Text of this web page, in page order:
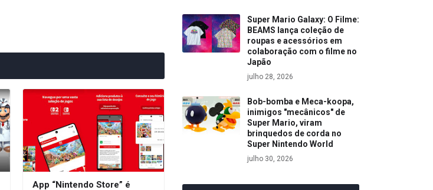
App “Nintendo Store” é
Super Mario Galaxy: O Filme:
BEAMS lança coleção de
roupas e acessórios em
colaboração com o filme no
Japão
julho 28, 2026
Bob-bomba e Meca-koopa,
inimigos "mecânicos" de
Super Mario, viram
brinquedos de corda no
Super Nintendo World
julho 30, 2026